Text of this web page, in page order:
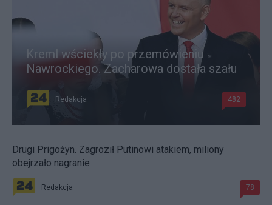
Kreml wściekły po przemówieniu
Nawrockiego. Zacharowa dostała szału
Redakcja 482
Drugi Prigożyn. Zagroził Putinowi atakiem, miliony
obejrzało nagranie
Redakcja 78